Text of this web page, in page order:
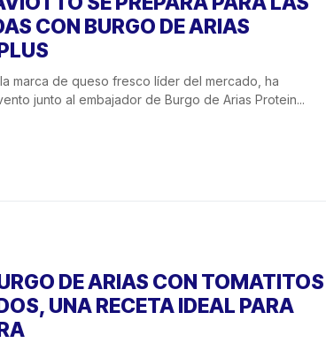
CON BURGO DE ARIAS
marca de queso fresco líder del mercado, ha
junto al embajador de Burgo de Arias Protein...
DE ARIAS CON TOMATITOS
UNA RECETA IDEAL PARA